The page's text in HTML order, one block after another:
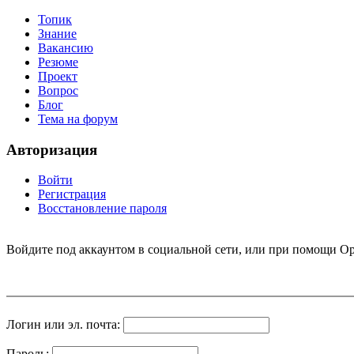
Топик
Знание
Вакансию
Резюме
Проект
Вопрос
Блог
Тема на форум
Авторизация
Войти
Регистрация
Восстановление пароля
Войдите под аккаунтом в социальной сети, или при помощи
Логин или эл. почта: